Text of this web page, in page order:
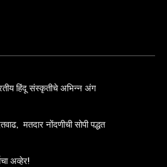
हिंदू संस्कृतीचे अभिन्न अंग
मतदार नोंदणीची सोपी पद्धत
अव्हेर!